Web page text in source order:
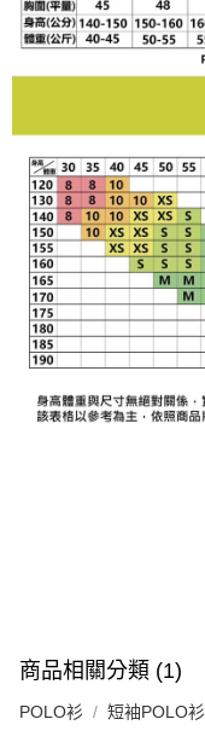
商品相關分類 (1)
POLO衫 短袖POLO衫